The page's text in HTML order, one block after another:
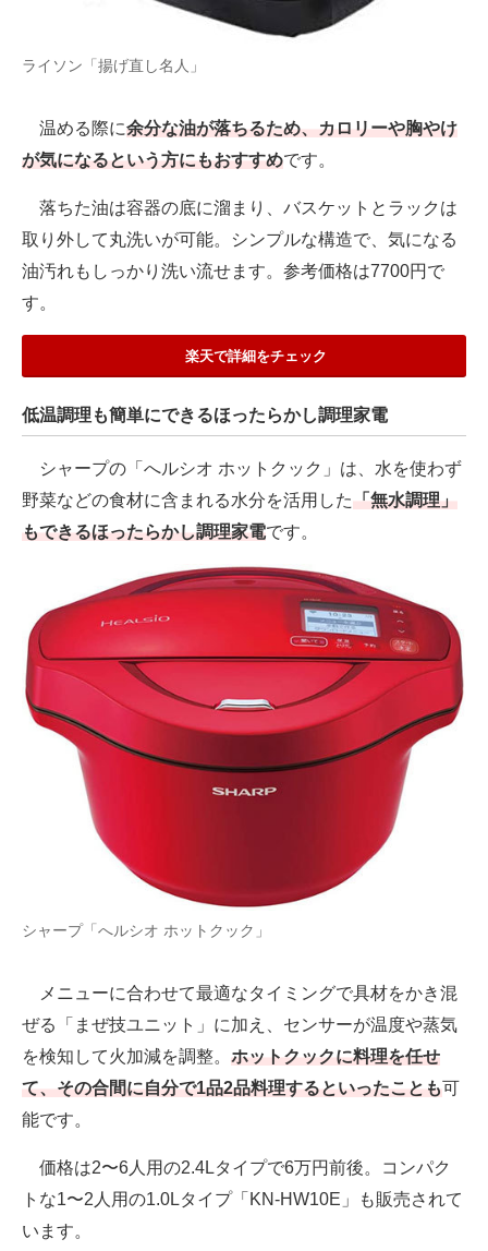
ライソン「揚げ直し名人」
温める際に余分な油が落ちるため、カロリーや胸やけ
が気になるという方にもおすすめです。
落ちた油は容器の底に溜まり、バスケットとラックは
取り外して丸洗いが可能。シンプルな構造で、気になる
油汚れもしっかり洗い流せます。参考価格は7700円で
す。
楽天で詳細をチェック
低温調理も簡単にできるほったらかし調理家電
シャープの「へルシオ ホットクック」は、水を使わず
野菜などの食材に含まれる水分を活用した「無水調理」
もできるほったらかし調理家電です。
シャープ「へルシオ ホットクック」
メニューに合わせて最適なタイミングで具材をかき混
ぜる「まぜ技ユニット」に加え、センサーが温度や蒸気
を検知して火加減を調整。 ホットクックに料理を任せ
て、その合間に自分で1品2品料理するといったことも可
能です。
価格は2〜6人用の2.4Lタイプで6万円前後。コンパク
トな1〜2人用の1.0Lタイプ「KN-HW10E」も販売されて
います。